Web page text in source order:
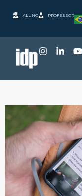
ALUNO PROFESSOR